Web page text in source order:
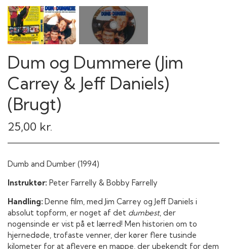
Dum og Dummere (Jim
Carrey & Jeff Daniels)
(Brugt)
25,00 kr.
Dumb and Dumber (1994)
Instruktør: Peter Farrelly & Bobby Farrelly
Handling: Denne film, med Jim Carrey og Jeff Daniels i
absolut topform, er noget af det dumbest, der
nogensinde er vist på et lærred! Men historien om to
hjernedøde, trofaste venner, der kører flere tusinde
kilometer for at aflevere en mappe, der ubekendt for dem